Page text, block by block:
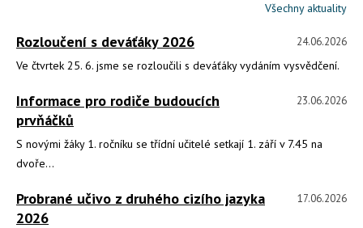
Všechny aktuality
Rozloučení s deváťáky 2026 24.06.2026
Ve čtvrtek 25. 6. jsme se rozloučili s deváťáky vydáním vysvědčení.
Informace pro rodiče budoucích
prvňáčků
23.06.2026
S novými žáky 1. ročníku se třídní učitelé setkají 1. září v 7.45 na
dvoře...
Probrané učivo z druhého cizího jazyka
2026
17.06.2026